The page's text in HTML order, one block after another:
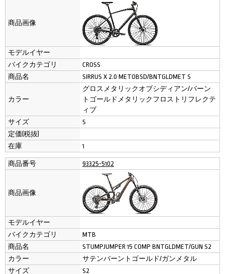
商品画像
モデルイヤー
バイクカテゴリ
CROSS
商品名
SIRRUS X 2.0 METOBSD/BNTGLDMET S
カラー
グロスメタリックオブシディアン/バーン
トゴールドメタリックフロストリフレクテ
ィブ
サイズ
S
定価(税抜)
在庫
1
商品番号 93325-5102
商品画像
モデルイヤー
バイクカテゴリ
MTB
商品名
STUMPJUMPER 15 COMP BNTGLDMET/GUN S2
カラー
サテンバーントゴールド/ガンメタル
サイズ
S2